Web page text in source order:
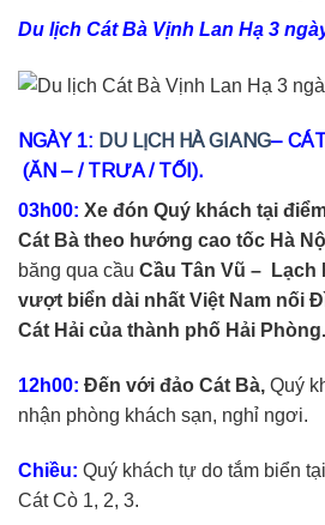
Du lịch Cát Bà Vịnh Lan Hạ 3
NGÀY 1: DU LỊCH HÀ GIANG–
(ĂN – / TRƯA / TỐI).
03h00: Xe đón Quý khách tại
Cát Bà theo hướng cao tốc Hà
băng qua cầu Cầu Tân Vũ – Lạch
vượt biển dài nhất Việt Nam nối
Cát Hải của thành phố Hải Phòng.
12h00: Đến với đảo Cát Bà, Quý
nhận phòng khách sạn, nghỉ ngơi.
Chiều: Quý khách tự do tắm biển
Cát Cò 1, 2, 3.